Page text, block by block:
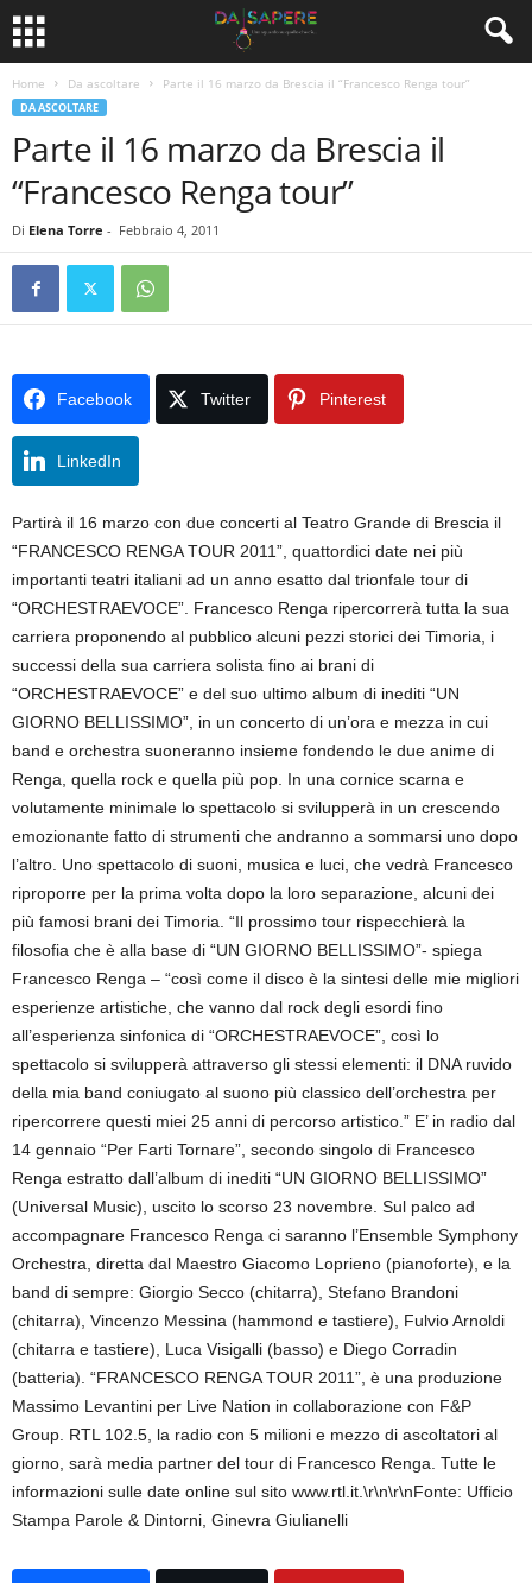
Home Da ascoltare Parte il 16 marzo da Brescia il “Francesco Renga tour”
DA ASCOLTARE
Parte il 16 marzo da Brescia il
“Francesco Renga tour”
Di Elena Torre - Febbraio 4, 2011
Facebook Twitter Pinterest
LinkedIn
Partirà il 16 marzo con due concerti al Teatro Grande di Brescia il
“FRANCESCO RENGA TOUR 2011”, quattordici date nei più
importanti teatri italiani ad un anno esatto dal trionfale tour di
“ORCHESTRAEVOCE”. Francesco Renga ripercorrerà tutta la sua
carriera proponendo al pubblico alcuni pezzi storici dei Timoria, i
successi della sua carriera solista fino ai brani di
“ORCHESTRAEVOCE” e del suo ultimo album di inediti “UN
GIORNO BELLISSIMO”, in un concerto di un’ora e mezza in cui
band e orchestra suoneranno insieme fondendo le due anime di
Renga, quella rock e quella più pop. In una cornice scarna e
volutamente minimale lo spettacolo si svilupperà in un crescendo
emozionante fatto di strumenti che andranno a sommarsi uno dopo
l’altro. Uno spettacolo di suoni, musica e luci, che vedrà Francesco
riproporre per la prima volta dopo la loro separazione, alcuni dei
più famosi brani dei Timoria. “Il prossimo tour rispecchierà la
filosofia che è alla base di “UN GIORNO BELLISSIMO”- spiega
Francesco Renga – “così come il disco è la sintesi delle mie migliori
esperienze artistiche, che vanno dal rock degli esordi fino
all’esperienza sinfonica di “ORCHESTRAEVOCE”, così lo
spettacolo si svilupperà attraverso gli stessi elementi: il DNA ruvido
della mia band coniugato al suono più classico dell’orchestra per
ripercorrere questi miei 25 anni di percorso artistico.” E’ in radio dal
14 gennaio “Per Farti Tornare”, secondo singolo di Francesco
Renga estratto dall’album di inediti “UN GIORNO BELLISSIMO”
(Universal Music), uscito lo scorso 23 novembre. Sul palco ad
accompagnare Francesco Renga ci saranno l’Ensemble Symphony
Orchestra, diretta dal Maestro Giacomo Loprieno (pianoforte), e la
band di sempre: Giorgio Secco (chitarra), Stefano Brandoni
(chitarra), Vincenzo Messina (hammond e tastiere), Fulvio Arnoldi
(chitarra e tastiere), Luca Visigalli (basso) e Diego Corradin
(batteria). “FRANCESCO RENGA TOUR 2011”, è una produzione
Massimo Levantini per Live Nation in collaborazione con F&P
Group. RTL 102.5, la radio con 5 milioni e mezzo di ascoltatori al
giorno, sarà media partner del tour di Francesco Renga. Tutte le
informazioni sulle date online sul sito www.rtl.it.\r\n\r\nFonte: Ufficio
Stampa Parole & Dintorni, Ginevra Giulianelli